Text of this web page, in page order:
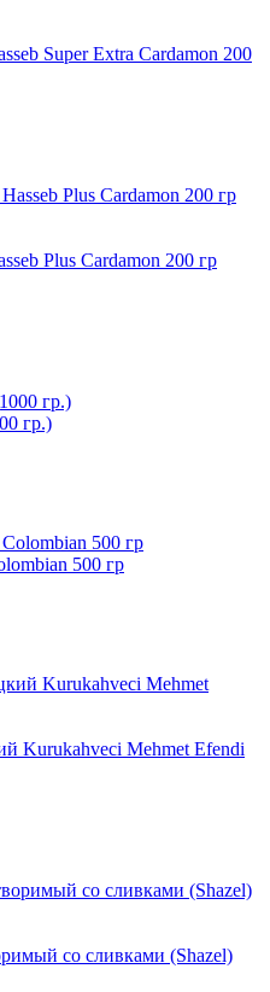
Super Extra Cardamon 200
Plus Cardamon 200 гр
гр.)
500 гр
Kurukahveci Mehmet Efendi
со сливками (Shazel)